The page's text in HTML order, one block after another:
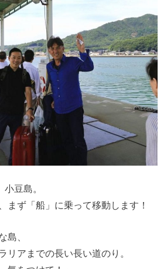
豆島。
まず「船」に乗って移動します！
島、
リアまでの長い長い道のり。